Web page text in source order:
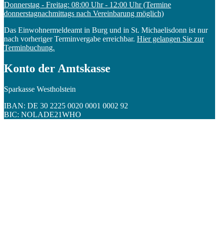
Donnerstag - Freitag: 08:00 Uhr - 12:00 Uhr (Termine
donnerstagnachmittags nach Vereinbarung möglich)
Das Einwohnermeldeamt in Burg und in St. Michaelisdonn ist nur
nach vorheriger Terminvergabe erreichbar. Hier gelangen Sie zur
Terminbuchung.
Konto der Amtskasse
Sparkasse Westholstein
IBAN: DE 30 2225 0020 0001 0002 92
BIC: NOLADE21WHO